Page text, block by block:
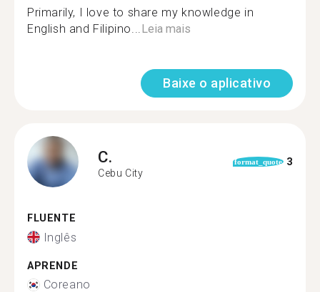
Primarily, I love to share my knowledge in
English and Filipino...Leia mais
Baixe o aplicativo
C.
Cebu City
format_quote 3
FLUENTE
Inglês
APRENDE
Coreano